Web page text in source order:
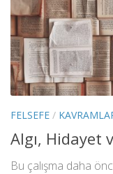
FELSEFE /
Algı, Hidayet
Bu çalışma daha